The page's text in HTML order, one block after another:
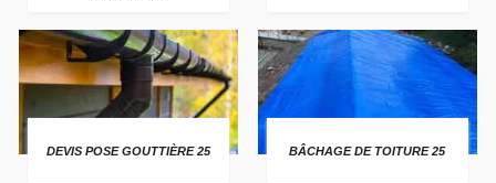
DEVIS POSE GOUTTIÈRE 25 BÂCHAGE DE TOITURE 25